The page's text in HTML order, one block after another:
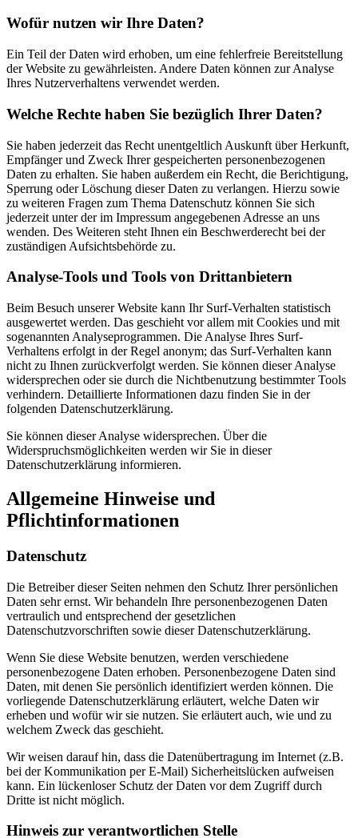
Wofür nutzen wir Ihre Daten?
Ein Teil der Daten wird erhoben, um eine fehlerfreie Bereitstellung
der Website zu gewährleisten. Andere Daten können zur Analyse
Ihres Nutzerverhaltens verwendet werden.
Welche Rechte haben Sie bezüglich Ihrer Daten?
Sie haben jederzeit das Recht unentgeltlich Auskunft über Herkunft,
Empfänger und Zweck Ihrer gespeicherten personenbezogenen
Daten zu erhalten. Sie haben außerdem ein Recht, die Berichtigung,
Sperrung oder Löschung dieser Daten zu verlangen. Hierzu sowie
zu weiteren Fragen zum Thema Datenschutz können Sie sich
jederzeit unter der im Impressum angegebenen Adresse an uns
wenden. Des Weiteren steht Ihnen ein Beschwerderecht bei der
zuständigen Aufsichtsbehörde zu.
Analyse-Tools und Tools von Drittanbietern
Beim Besuch unserer Website kann Ihr Surf-Verhalten statistisch
ausgewertet werden. Das geschieht vor allem mit Cookies und mit
sogenannten Analyseprogrammen. Die Analyse Ihres Surf-
Verhaltens erfolgt in der Regel anonym; das Surf-Verhalten kann
nicht zu Ihnen zurückverfolgt werden. Sie können dieser Analyse
widersprechen oder sie durch die Nichtbenutzung bestimmter Tools
verhindern. Detaillierte Informationen dazu finden Sie in der
folgenden Datenschutzerklärung.
Sie können dieser Analyse widersprechen. Über die
Widerspruchsmöglichkeiten werden wir Sie in dieser
Datenschutzerklärung informieren.
Allgemeine Hinweise und
Pflichtinformationen
Datenschutz
Die Betreiber dieser Seiten nehmen den Schutz Ihrer persönlichen
Daten sehr ernst. Wir behandeln Ihre personenbezogenen Daten
vertraulich und entsprechend der gesetzlichen
Datenschutzvorschriften sowie dieser Datenschutzerklärung.
Wenn Sie diese Website benutzen, werden verschiedene
personenbezogene Daten erhoben. Personenbezogene Daten sind
Daten, mit denen Sie persönlich identifiziert werden können. Die
vorliegende Datenschutzerklärung erläutert, welche Daten wir
erheben und wofür wir sie nutzen. Sie erläutert auch, wie und zu
welchem Zweck das geschieht.
Wir weisen darauf hin, dass die Datenübertragung im Internet (z.B.
bei der Kommunikation per E-Mail) Sicherheitslücken aufweisen
kann. Ein lückenloser Schutz der Daten vor dem Zugriff durch
Dritte ist nicht möglich.
Hinweis zur verantwortlichen Stelle